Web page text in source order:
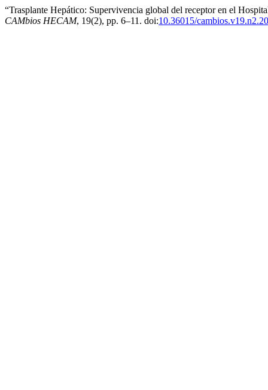
“Trasplante Hepático: Supervivencia global del receptor en el
CAMbios HECAM, 19(2), pp. 6–11. doi:10.36015/